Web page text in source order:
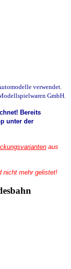
verwendet.
GmbH.
Bereits
unter der
aus
nicht mehr gelistet!